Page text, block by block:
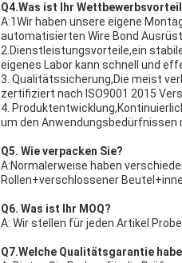
Q4.Was ist Ihr
A:1Wir haben unsere eigene
automatisierten Wire Bond
2.Dienstleistungsvorteile,ein
eigenes Labor kann schnell und
3. Qualitätssicherung,Die meist
zertifiziert nach ISO9001 2015
4.
um den Anwendungsbedürfnissen
Q5. Wie verpacken Sie?
A:Normalerweise haben
Rollen+verschlossener
Q6. Was ist Ihr MOQ?
A: Wir stellen für jeden Artikel
Q7.Welche Qualitätsgarantie